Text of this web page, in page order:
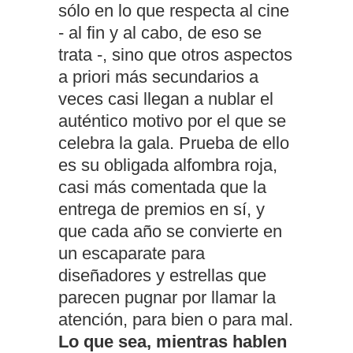
sólo en lo que respecta al cine
- al fin y al cabo, de eso se
trata -, sino que otros aspectos
a priori más secundarios a
veces casi llegan a nublar el
auténtico motivo por el que se
celebra la gala. Prueba de ello
es su obligada alfombra roja,
casi más comentada que la
entrega de premios en sí, y
que cada año se convierte en
un escaparate para
diseñadores y estrellas que
parecen pugnar por llamar la
atención, para bien o para mal.
Lo que sea, mientras hablen